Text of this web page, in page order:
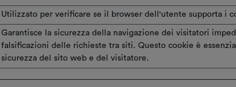
Utilizzato per verificare se il browser dell'utente supporta i
Garantisce la sicurezza della navigazione dei visitatori
falsificazioni delle richieste tra siti. Questo cookie è
sicurezza del sito web e del visitatore.